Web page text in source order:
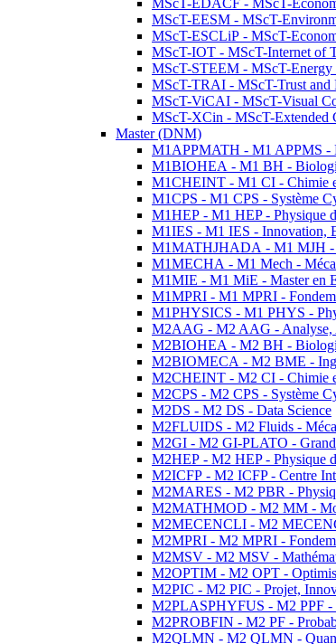
MScT-EDACF - MScT-
MScT-EESM - MScT-
MScT-ESCLiP - MScT-
MScT-IOT - MScT-Internet of
MScT-STEEM - MScT-Energy
MScT-TRAI - MScT-Trust and
MScT-ViCAI - MScT-Visual
MScT-XCin - MScT-Extended
Master (DNM)
M1APPMATH - M1 APPMS -
M1BIOHEA - M1 BH -
M1CHEINT - M1 CI - Chimie
M1CPS - M1 CPS - Système
M1HEP - M1 HEP - Physique
M1IES - M1 IES - Innovation,
M1MATHJHADA - M1 MJH -
M1MECHA - M1 Mech -
M1MIE - M1 MiE - Master en
M1MPRI - M1 MPRI -
M1PHYSICS - M1 PHYS -
M2AAG - M2 AAG - Analyse,
M2BIOHEA - M2 BH -
M2BIOMECA - M2 BME -
M2CHEINT - M2 CI - Chimie
M2CPS - M2 CPS - Système
M2DS - M2 DS - Data Science
M2FLUIDS - M2 Fluids -
M2GI - M2 GI-PLATO -
M2HEP - M2 HEP - Physique
M2ICFP - M2 ICFP - Centre
M2MARES - M2 PBR -
M2MATHMOD - M2 MM -
M2MECENCLI - M2
M2MPRI - M2 MPRI -
M2MSV - M2 MSV -
M2OPTIM - M2 OPT -
M2PIC - M2 PIC - Projet,
M2PLASPHYFUS - M2 PPF -
M2PROBFIN - M2 PF -
M2QLMN - M2 QLMN -